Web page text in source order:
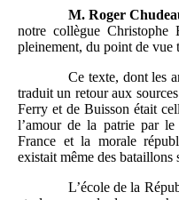
M. Roger
notre collègue Christophe
pleinement, du point de vue
Ce texte, dont les
traduit un retour aux
Ferry et de Buisson était
l’amour de la patrie par
France et la morale
existait même des bataillons
L’école de la